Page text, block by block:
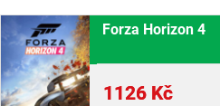
Forza Horizon 4
1126 Kč